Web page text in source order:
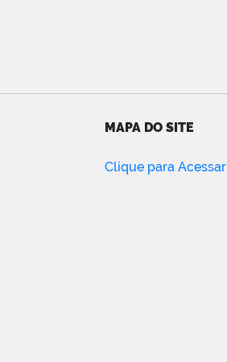
MAPA DO SITE
Clique para Acessar